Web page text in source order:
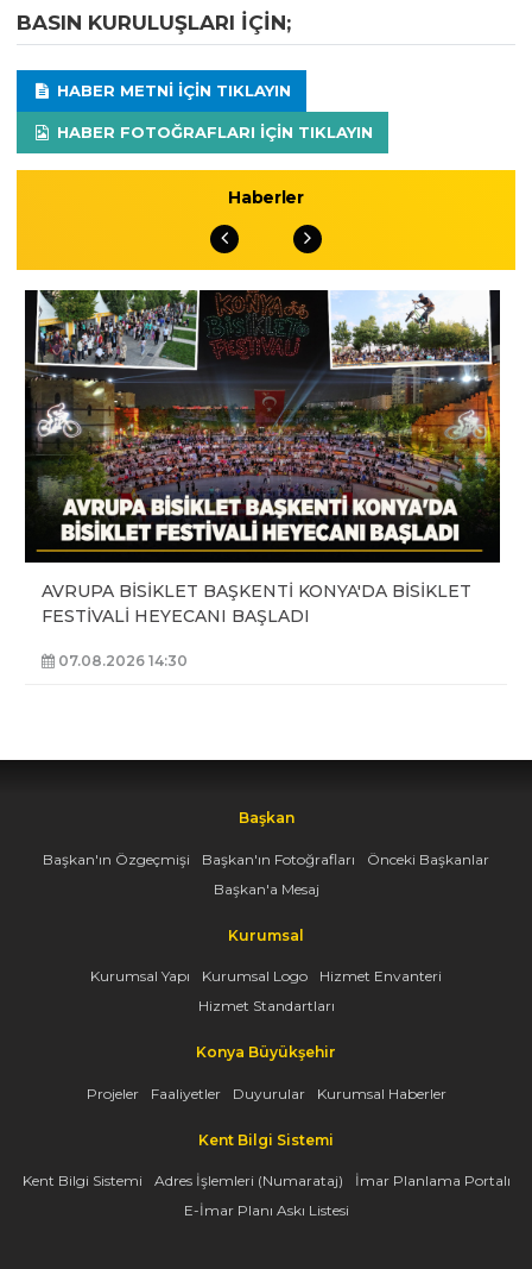
BASIN KURULUŞLARI IÇIN;
HABER METNI IÇIN TIKLAYIN
HABER FOTOĞRAFLARI IÇIN TIKLAYIN
Haberler
AVRUPA BİSİKLET BAŞKENTİ KONYA'DA BİSİKLET
FESTİVALİ HEYECANI BAŞLADI
07.08.2026 14:30
Başkan
Başkan'ın Özgeçmişi Başkan'ın Fotoğrafları
Önceki Başkanlar
Başkan'a Mesaj
Kurumsal
Kurumsal Yapı Kurumsal Logo
Hizmet Envanteri
Hizmet Standartları
Konya Büyükşehir
Projeler Faaliyetler Duyurular Kurumsal Haberler
Kent Bilgi Sistemi
Kent Bilgi Sistemi Adres İşlemleri (Numarataj)
İmar Planlama Portalı
E-İmar Planı Askı Listesi